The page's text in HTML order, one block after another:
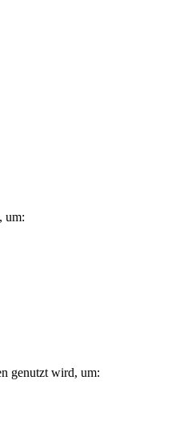
um:
genutzt wird, um: